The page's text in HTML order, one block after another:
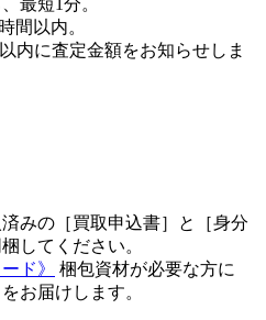
間以内。
内に査定金額をお知らせしま
みの ［買取申込書］ と
［身分
してください。
ド》
梱包資材が必要な方に
お届けします。